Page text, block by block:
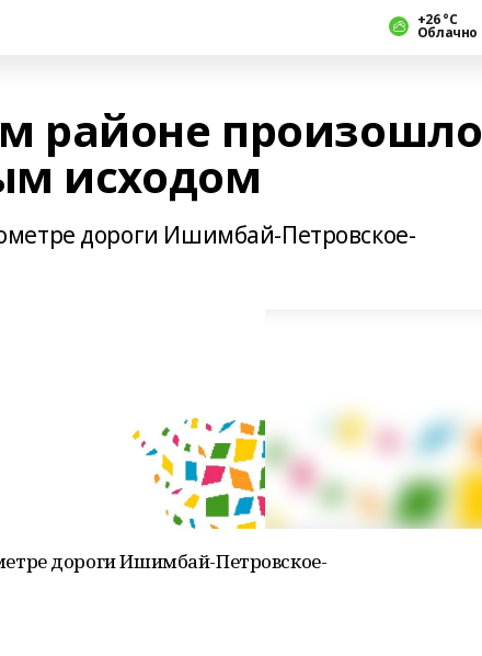
+26 °С
Облачно
районе произошло
исходом
дороги Ишимбай-Петровское-
дороги Ишимбай-Петровское-